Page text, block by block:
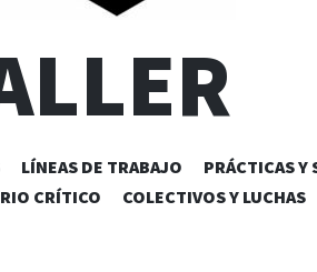
SALTAR
AL
CONTENIDO
LÍNEAS DE TRABAJO PRÁCTICAS Y
CRÍTICO COLECTIVOS Y LUCHAS